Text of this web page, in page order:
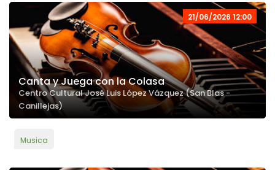
21/06/2026 12:00
Canta y Juega con la Colasa
Centro Cultural José Luis López Vázquez (San Blas -
Canillejas)
Musica